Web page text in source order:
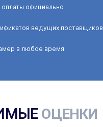
оплаты официально
ведущих поставщиков
в любое время
ОЦЕНКИ